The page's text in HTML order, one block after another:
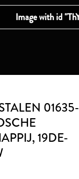
01635-
, 19DE-